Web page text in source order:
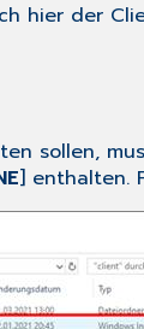
hier der
sollen,
] enthalten.